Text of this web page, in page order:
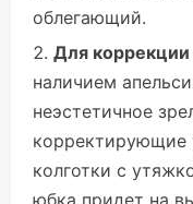
облегающий.
Для
наличием
неэстетичное
корректирующие
колготки с
юбка придет на